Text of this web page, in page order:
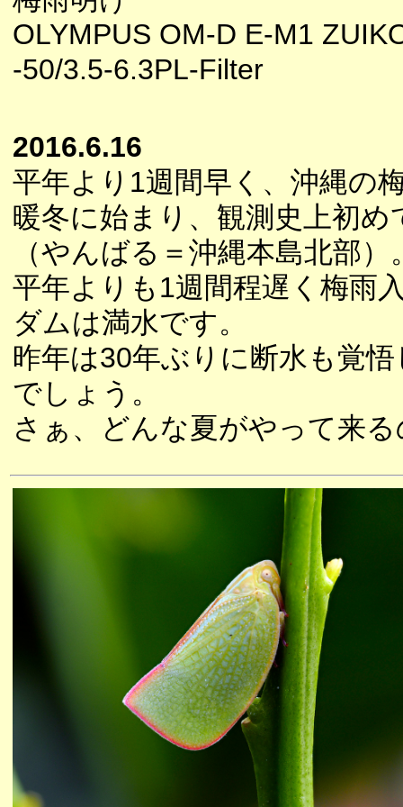
OLYMPUS OM-D E-M1
-50/3.5-6.3PL-Filter
2016.6.16
平年より1週間早く、沖縄の
暖冬に始まり、観測史上初
（やんばる＝沖縄本島北部）
平年よりも1週間程遅く梅雨
ダムは満水です。
昨年は30年ぶりに断水も覚
でしょう。
さぁ、どんな夏がやって来